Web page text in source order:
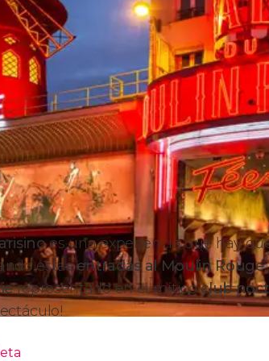
es una experiencia que hay
estasentradas al Moulin Rouge
representado en el míticoclub